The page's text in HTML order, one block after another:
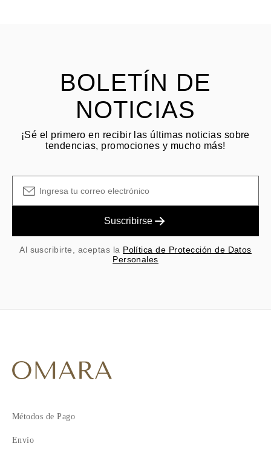
BOLETÍN DE
NOTICIAS
¡Sé el primero en recibir las últimas noticias sobre
tendencias, promociones y mucho más!
Suscribirse
Al suscribirte, aceptas la Política de Protección de Datos
Personales
Métodos de Pago
Envío